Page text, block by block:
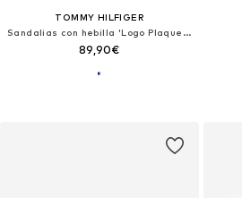
TOMMY HILFIGER
Sandalias con hebilla 'Logo Plaque Wedge Heel'
89,90€